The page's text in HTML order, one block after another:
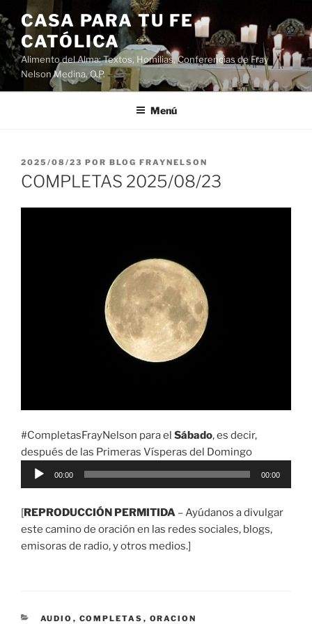
Saltar
al
contenido
CASA PARA TU FE
CATÓLICA
Alimento del Alma: Textos, Homilias, Conferencias de Fray
Nelson Medina, O.P.
Menú
PUBLICADO
EL
2025/08/23 POR BLOG FRAYNELSON
COMPLETAS 2025/08/23
#CompletasFrayNelson para el Sábado, es decir,
después de las Primeras Vísperas del Domingo
Reproductor
00:00 00:00
[REPRODUCCIÓN PERMITIDA – Ayúdanos a divulgar
este camino de oración en las redes sociales, blogs,
emisoras de radio, y otros medios.]
CATEGORÍAS
AUDIO , COMPLETAS , ORACION